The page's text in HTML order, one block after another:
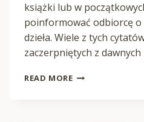
książki lub w
poinformować odbiorcę o
dzieła. Wiele z tych
zaczerpniętych z
READ MOREPLAKATY